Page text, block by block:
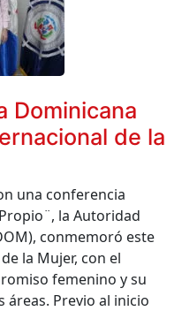
Dominicana
de la
una conferencia
la Autoridad
conmemoró este
la Mujer, con el
femenino y su
Previo al inicio